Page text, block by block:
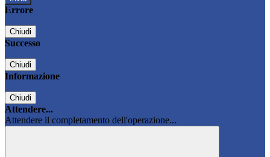
Errore
Chiudi
Successo
Chiudi
Informazione
Chiudi
Attendere...
Attendere il completamento dell'operazione...